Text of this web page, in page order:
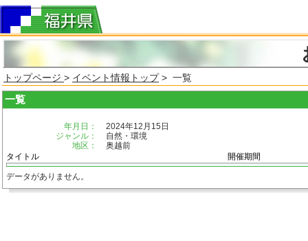
トップページ > イベント情報トップ> 一覧
一覧
年月日：
2024年12月15日
ジャンル：
自然・環境
地区：
奥越前
タイトル
開催期間
データがありません。